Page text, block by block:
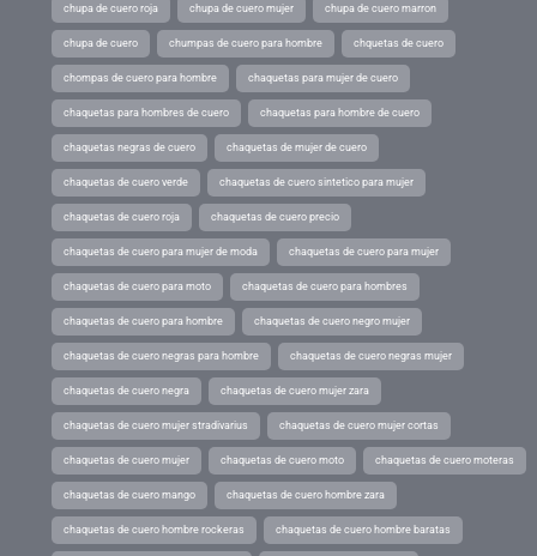
chupa de cuero roja chupa de cuero mujer chupa de cuero marron
chupa de cuero chumpas de cuero para hombre chquetas de cuero
chompas de cuero para hombre chaquetas para mujer de cuero
chaquetas para hombres de cuero chaquetas para hombre de cuero
chaquetas negras de cuero chaquetas de mujer de cuero
chaquetas de cuero verde chaquetas de cuero sintetico para mujer
chaquetas de cuero roja chaquetas de cuero precio
chaquetas de cuero para mujer de moda chaquetas de cuero para mujer
chaquetas de cuero para moto chaquetas de cuero para hombres
chaquetas de cuero para hombre chaquetas de cuero negro mujer
chaquetas de cuero negras para hombre chaquetas de cuero negras mujer
chaquetas de cuero negra chaquetas de cuero mujer zara
chaquetas de cuero mujer stradivarius chaquetas de cuero mujer cortas
chaquetas de cuero mujer chaquetas de cuero moto chaquetas de cuero moteras
chaquetas de cuero mango chaquetas de cuero hombre zara
chaquetas de cuero hombre rockeras chaquetas de cuero hombre baratas